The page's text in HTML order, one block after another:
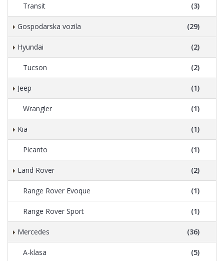
Transit (3)
Gospodarska vozila (29)
Hyundai (2)
Tucson (2)
Jeep (1)
Wrangler (1)
Kia (1)
Picanto (1)
Land Rover (2)
Range Rover Evoque (1)
Range Rover Sport (1)
Mercedes (36)
A-klasa (5)